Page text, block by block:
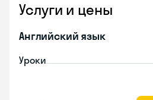
Услуги и цены
Английский язык
Уроки